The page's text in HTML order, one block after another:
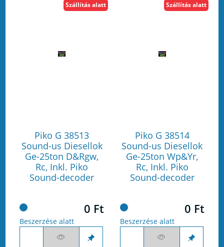
Piko G 38513
Sound-us Diesellok
Ge-25ton D&Rgw,
Rc, Inkl. Piko
Sound-decoder
Szállítás alatt
0 Ft
Beszerzése alatt
Piko G 38514
Sound-us Diesellok
Ge-25ton Wp&Yr,
Rc, Inkl. Piko
Sound-decoder
Szállítás alatt
0 Ft
Beszerzése alatt